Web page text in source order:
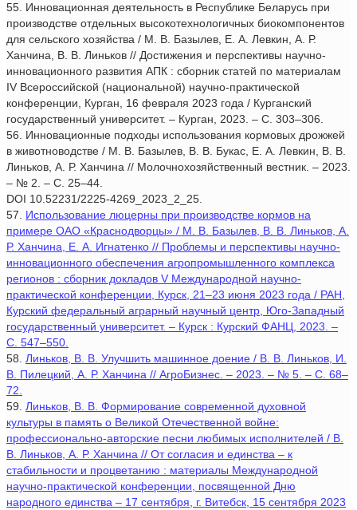
55. Инновационная деятельность в Республике Беларусь при
производстве отдельных высокотехнологичных биокомпонентов
для сельского хозяйства / М. В. Базылев, Е. А. Левкин, А. Р.
Ханчина, В. В. Линьков // Достижения и перспективы научно-
инновационного развития АПК : сборник статей по материалам
IV Всероссийской (национальной) научно-практической
конференции, Курган, 16 февраля 2023 года / Курганский
государственный университет. – Курган, 2023. – С. 303–306.
56. Инновационные подходы использования кормовых дрожжей
в животноводстве / М. В. Базылев, В. В. Букас, Е. А. Левкин, В. В.
Линьков, А. Р. Ханчина // Молочнохозяйственный вестник. – 2023.
– № 2. – С. 25–44.
DOI 10.52231/2225-4269_2023_2_25.
57. Использование люцерны при производстве кормов на
примере ОАО «Краснодворцы» / М. В. Базылев, В. В. Линьков, А.
Р. Ханчина, Е. А. Игнатенко // Проблемы и перспективы научно-
инновационного обеспечения агропромышленного комплекса
регионов : сборник докладов V Международной научно-
практической конференции, Курск, 21–23 июня 2023 года / РАН,
Курский федеральный аграрный научный центр, Юго-Западный
государственный университет. – Курск : Курский ФАНЦ, 2023. –
С. 547–550.
58. Линьков, В. В. Улучшить машинное доение / В. В. Линьков, И.
В. Пилецкий, А. Р. Ханчина // АгроБизнес. – 2023. – № 5. – С. 68–
72.
59. Линьков, В. В. Формирование современной духовной
культуры в память о Великой Отечественной войне:
профессионально-авторские песни любимых исполнителей / В.
В. Линьков, А. Р. Ханчина // От согласия и единства – к
стабильности и процветанию : материалы Международной
научно-практической конференции, посвященной Дню
народного единства – 17 сентября, г. Витебск, 15 сентября 2023